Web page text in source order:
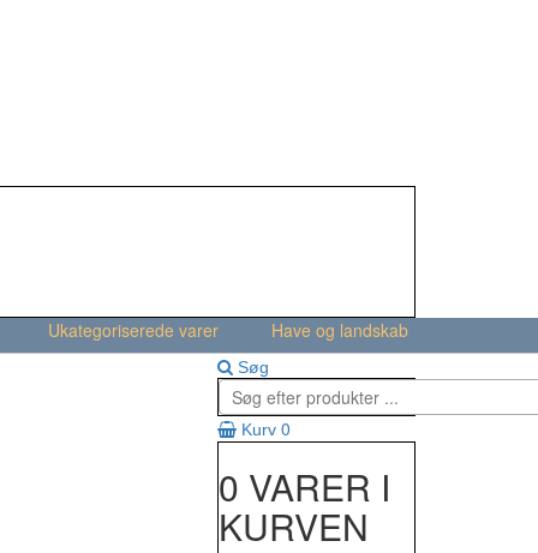
Ukategoriserede varer Have og landskab
Søg
Kurv 0
0 VARER I
KURVEN